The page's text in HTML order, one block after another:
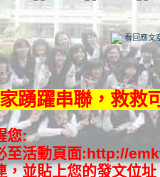
看回應文
踴躍串聯，救救
您:
至活動頁面:http://
，並貼上您的發文位